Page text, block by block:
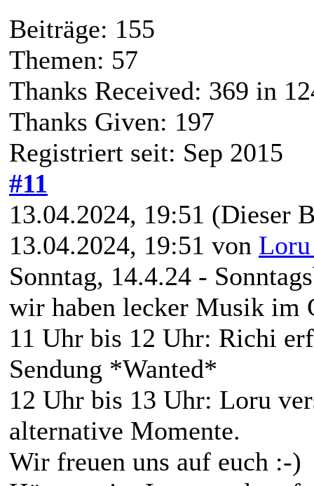
Beiträge: 155
Themen: 57
Thanks Received: 369 in
Thanks Given: 197
Registriert seit: Sep 2015
#11
13.04.2024, 19:51 (Dieser
13.04.2024, 19:51 von
Sonntag, 14.4.24 -
wir haben lecker Musik im
11 Uhr bis 12 Uhr: Richi
Sendung *Wanted*
12 Uhr bis 13 Uhr: Loru
alternative Momente.
Wir freuen uns auf euch :-)